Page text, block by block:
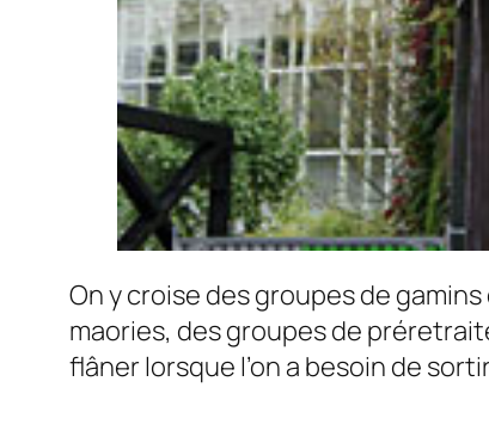
On y croise des groupes de
maories, des groupes de
flâner lorsque l’on a besoin de